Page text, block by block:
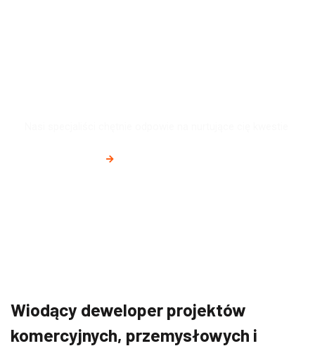
Wiodący deweloper projektów
komercyjnych, przemysłowych i